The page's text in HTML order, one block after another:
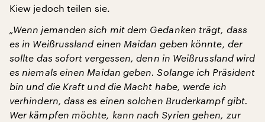
Kiew jedoch teilen sie.
„Wenn jemanden sich mit dem Gedanken trägt, dass
es in Weißrussland einen Maidan geben könnte, der
sollte das sofort vergessen, denn in Weißrussland wird
es niemals einen Maidan geben. Solange ich Präsident
bin und die Kraft und die Macht habe, werde ich
verhindern, dass es einen solchen Bruderkampf gibt.
Wer kämpfen möchte, kann nach Syrien gehen, zur